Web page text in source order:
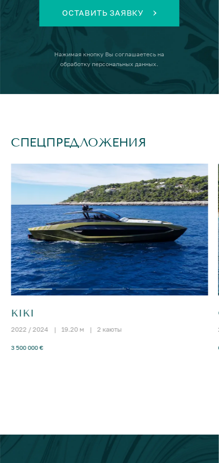
ОСТАВИТЬ ЗАЯВКУ
Нажимая кнопку Вы соглашаетесь на
обработку персональных данных.
СПЕЦПРЕДЛОЖЕНИЯ
KIKI
2022 / 2024 | 19.20 м | 2 каюты
3 500 000 €